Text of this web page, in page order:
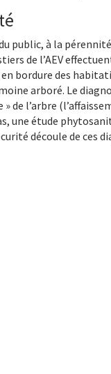
public, à la
de l’AEV
bordure des
arboré. Le
de l’arbre
une étude
découle de ces